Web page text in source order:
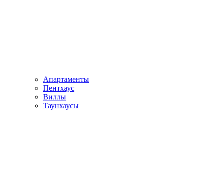
Апартаменты
Пентхаус
Виллы
Таунхаусы